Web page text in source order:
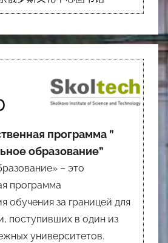
программа ”
образование”
– это
программа
обучения за границей для
поступивших в один из
университетов.